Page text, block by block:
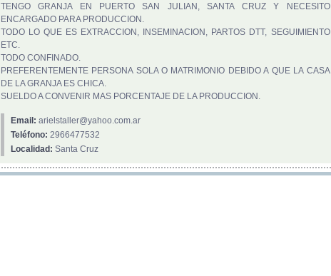
TENGO GRANJA EN PUERTO SAN JULIAN, SANTA CRUZ Y NECESITO
ENCARGADO PARA PRODUCCION.
TODO LO QUE ES EXTRACCION, INSEMINACION, PARTOS DTT, SEGUIMIENTO
ETC.
TODO CONFINADO.
PREFERENTEMENTE PERSONA SOLA O MATRIMONIO DEBIDO A QUE LA CASA
DE LA GRANJA ES CHICA.
SUELDO A CONVENIR MAS PORCENTAJE DE LA PRODUCCION.
Email:arielstaller@yahoo.com.ar
Teléfono: 2966477532
Localidad:Santa Cruz